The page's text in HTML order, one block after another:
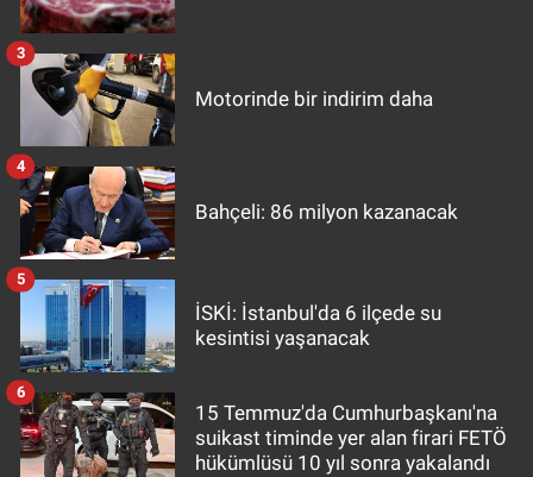
Motorinde bir indirim daha
3
Bahçeli: 86 milyon kazanacak
4
İSKİ: İstanbul'da 6 ilçede su
kesintisi yaşanacak
5
15 Temmuz'da Cumhurbaşkanı'na
suikast timinde yer alan firari FETÖ
hükümlüsü 10 yıl sonra yakalandı
6